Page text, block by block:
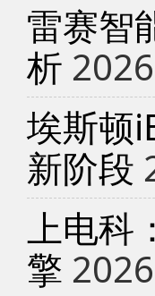
雷赛智
析
埃斯顿
新阶段
上电科
擎